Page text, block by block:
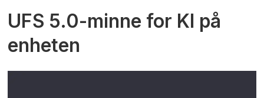
UFS 5.0-minne for KI på
enheten